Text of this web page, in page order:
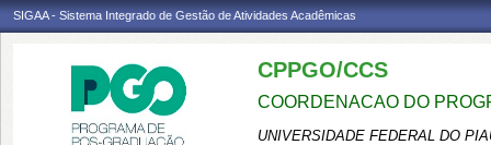
SIGAA - Sistema Integrado de Gestão de Atividades Acadêmicas
CPPGO/CCS
COORDENACAO DO
UNIVERSIDADE FEDERAL DO